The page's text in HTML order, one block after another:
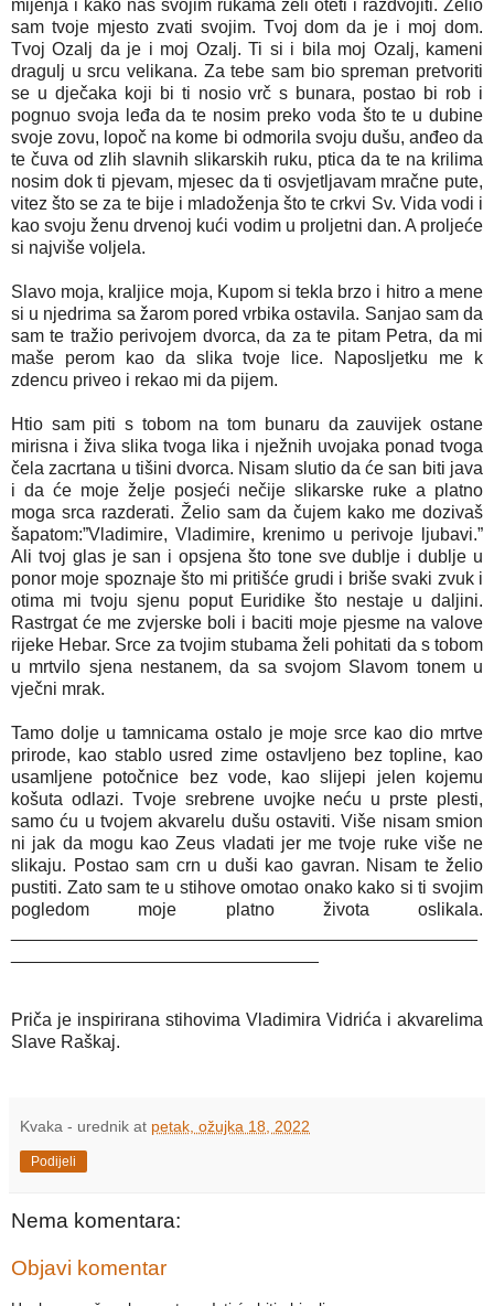
mijenja i kako nas svojim rukama želi oteti i razdvojiti. Želio
sam tvoje mjesto zvati svojim. Tvoj dom da je i moj dom.
Tvoj Ozalj da je i moj Ozalj. Ti si i bila moj Ozalj, kameni
dragulj u srcu velikana. Za tebe sam bio spreman pretvoriti
se u dječaka koji bi ti nosio vrč s bunara, postao bi rob i
pognuo svoja leđa da te nosim preko voda što te u dubine
svoje zovu, lopoč na kome bi odmorila svoju dušu, anđeo da
te čuva od zlih slavnih slikarskih ruku, ptica da te na krilima
nosim dok ti pjevam, mjesec da ti osvjetljavam mračne pute,
vitez što se za te bije i mladoženja što te crkvi Sv. Vida vodi i
kao svoju ženu drvenoj kući vodim u proljetni dan. A proljeće
si najviše voljela.
Slavo moja, kraljice moja, Kupom si tekla brzo i hitro a mene
si u njedrima sa žarom pored vrbika ostavila. Sanjao sam da
sam te tražio perivojem dvorca, da za te pitam Petra, da mi
maše perom kao da slika tvoje lice. Naposljetku me k
zdencu priveo i rekao mi da pijem.
Htio sam piti s tobom na tom bunaru da zauvijek ostane
mirisna i živa slika tvoga lika i nježnih uvojaka ponad tvoga
čela zacrtana u tišini dvorca. Nisam slutio da će san biti java
i da će moje želje posjeći nečije slikarske ruke a platno
moga srca razderati. Želio sam da čujem kako me dozivaš
šapatom:”Vladimire, Vladimire, krenimo u perivoje ljubavi.”
Ali tvoj glas je san i opsjena što tone sve dublje i dublje u
ponor moje spoznaje što mi pritišće grudi i briše svaki zvuk i
otima mi tvoju sjenu poput Euridike što nestaje u daljini.
Rastrgat će me zvjerske boli i baciti moje pjesme na valove
rijeke Hebar. Srce za tvojim stubama želi pohitati da s tobom
u mrtvilo sjena nestanem, da sa svojom Slavom tonem u
vječni mrak.
Tamo dolje u tamnicama ostalo je moje srce kao dio mrtve
prirode, kao stablo usred zime ostavljeno bez topline, kao
usamljene potočnice bez vode, kao slijepi jelen kojemu
košuta odlazi. Tvoje srebrene uvojke neću u prste plesti,
samo ću u tvojem akvarelu dušu ostaviti. Više nisam smion
ni jak da mogu kao Zeus vladati jer me tvoje ruke više ne
slikaju. Postao sam crn u duši kao gavran. Nisam te želio
pustiti. Zato sam te u stihove omotao onako kako si ti svojim
pogledom moje platno života oslikala.
Priča je inspirirana stihovima Vladimira Vidrića i akvarelima
Slave Raškaj.
Kvaka - urednik at petak, ožujka 18, 2022
Podijeli
Nema komentara:
Objavi komentar